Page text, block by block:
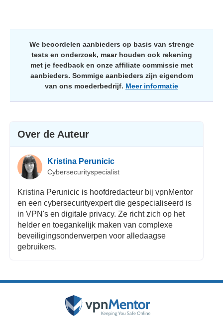
We beoordelen aanbieders op basis van strenge
tests en onderzoek, maar houden ook rekening
met je feedback en onze affiliate commissie met
aanbieders. Sommige aanbieders zijn eigendom
van ons moederbedrijf. Meer informatie
Over de Auteur
Kristina Perunicic
Cybersecurityspecialist
Kristina Perunicic is hoofdredacteur bij vpnMentor
en een cybersecurityexpert die gespecialiseerd is
in VPN's en digitale privacy. Ze richt zich op het
helder en toegankelijk maken van complexe
beveiligingsonderwerpen voor alledaagse
gebruikers.